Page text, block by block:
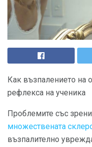
Как възпалението
рефлекса на ученика
Проблемите със
множествената
възпалително